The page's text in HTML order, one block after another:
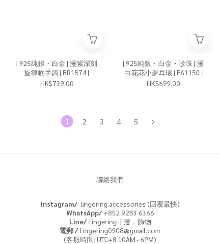
| 925純銀・白金 | 漫紫深刻
旋律軟手鐲 | BR1574 |
HK$739.00
| 925純銀・白金・珍珠 | 漫
白花花小夢耳環 | EA1150 |
HK$699.00
1 2 3 4 5
聯絡我們
Instagram/ lingering.accessories (回覆最快)
WhatsApp/+852 9283 6366
Line/Lingering丨漫．飾物
電郵 /Lingering0908@gmail.com
(客服時間: UTC+8 10AM - 6PM)